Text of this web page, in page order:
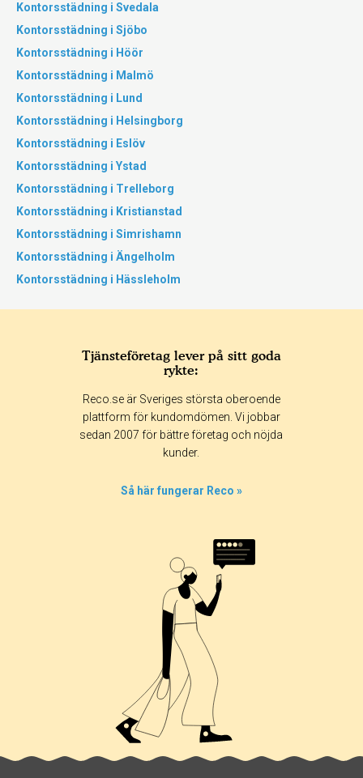
Kontorsstädning i Svedala
Kontorsstädning i Sjöbo
Kontorsstädning i Höör
Kontorsstädning i Malmö
Kontorsstädning i Lund
Kontorsstädning i Helsingborg
Kontorsstädning i Eslöv
Kontorsstädning i Ystad
Kontorsstädning i Trelleborg
Kontorsstädning i Kristianstad
Kontorsstädning i Simrishamn
Kontorsstädning i Ängelholm
Kontorsstädning i Hässleholm
Tjänsteföretag lever på sitt goda
rykte:
Reco.se är Sveriges största oberoende
plattform för kundomdömen. Vi jobbar
sedan 2007 för bättre företag och nöjda
kunder.
Så här fungerar Reco »